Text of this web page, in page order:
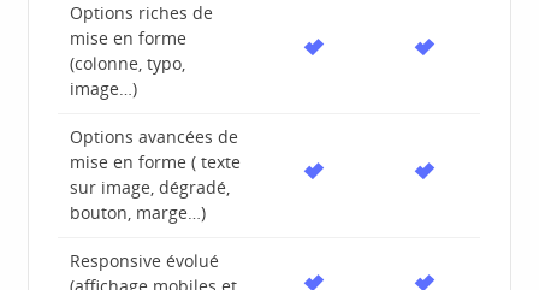
Options riches de
mise en forme
(colonne, typo,
image…)
Options avancées de
mise en forme ( texte
sur image, dégradé,
bouton, marge…)
Responsive évolué